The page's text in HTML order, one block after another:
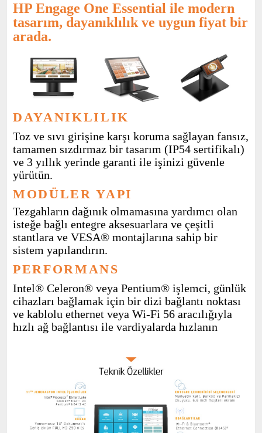
HP Engage One Essential ile modern
tasarım, dayanıklılık ve uygun fiyat bir
arada.
DAYANIKLILIK
Toz ve sıvı girişine karşı koruma sağlayan fansız,
tamamen sızdırmaz bir tasarım (IP54 sertifikalı)
ve 3 yıllık yerinde garanti ile işinizi güvenle
yürütün.
MODÜLER YAPI
Tezgahların dağınık olmamasına yardımcı olan
isteğe bağlı entegre aksesuarlara ve çeşitli
stantlara ve VESA® montajlarına sahip bir
sistem yapılandırın.
PERFORMANS
Intel® Celeron® veya Pentium® işlemci, günlük
cihazları bağlamak için bir dizi bağlantı noktası
ve kablolu ethernet veya Wi-Fi 56 aracılığıyla
hızlı ağ bağlantısı ile vardiyalarda hızlanın